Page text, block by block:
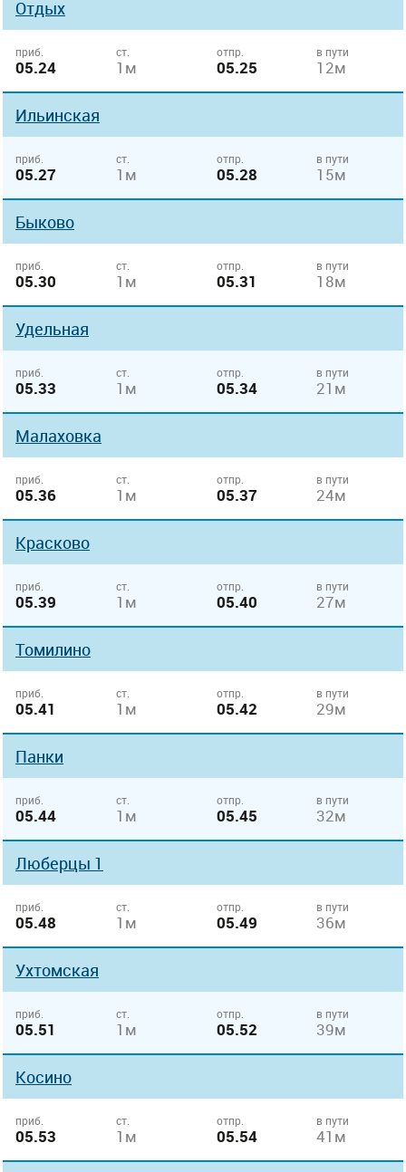
Отдых
приб.
05.24
ст.
1м
отпр.
05.25
в пути
12м
Ильинская
приб.
05.27
ст.
1м
отпр.
05.28
в пути
15м
Быково
приб.
05.30
ст.
1м
отпр.
05.31
в пути
18м
Удельная
приб.
05.33
ст.
1м
отпр.
05.34
в пути
21м
Малаховка
приб.
05.36
ст.
1м
отпр.
05.37
в пути
24м
Красково
приб.
05.39
ст.
1м
отпр.
05.40
в пути
27м
Томилино
приб.
05.41
ст.
1м
отпр.
05.42
в пути
29м
Панки
приб.
05.44
ст.
1м
отпр.
05.45
в пути
32м
Люберцы 1
приб.
05.48
ст.
1м
отпр.
05.49
в пути
36м
Ухтомская
приб.
05.51
ст.
1м
отпр.
05.52
в пути
39м
Косино
приб.
05.53
ст.
1м
отпр.
05.54
в пути
41м